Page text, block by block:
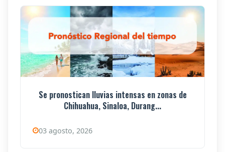
Se pronostican lluvias intensas en zonas de
Chihuahua, Sinaloa, Durang...
03 agosto, 2026